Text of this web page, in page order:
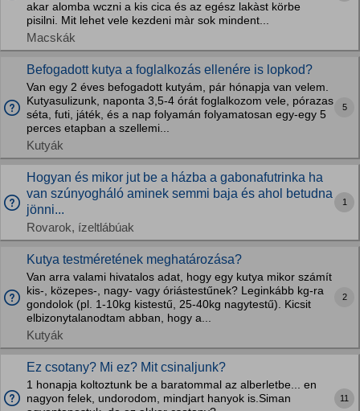
akar alomba wczni a kis cica és az egész lakàst körbe
pisilni. Mit lehet vele kezdeni màr sok mindent...
Macskák
Befogadott kutya a foglalkozás ellenére is lopkod?
Van egy 2 éves befogadott kutyám, pár hónapja van velem.
Kutyasulizunk, naponta 3,5-4 órát foglalkozom vele, pórazas
séta, futi, játék, és a nap folyamán folyamatosan egy-egy 5
perces etapban a szellemi...
Kutyák
5
Hogyan és mikor jut be a házba a gabonafutrinka ha
van szúnyogháló aminek semmi baja és ahol betudna
jönni...
Rovarok, ízeltlábúak
1
Kutya testméretének meghatározása?
Van arra valami hivatalos adat, hogy egy kutya mikor számít
kis-, közepes-, nagy- vagy óriástestűnek? Leginkább kg-ra
gondolok (pl. 1-10kg kistestű, 25-40kg nagytestű). Kicsit
elbizonytalanodtam abban, hogy a...
Kutyák
2
Ez csotany? Mi ez? Mit csinaljunk?
1 honapja koltoztunk be a baratommal az alberletbe... en
nagyon felek, undorodom, mindjart hanyok is.Siman
11